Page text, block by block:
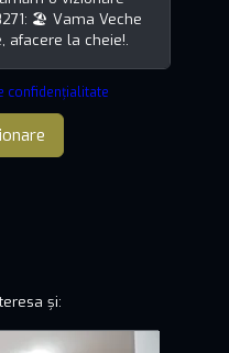
confidențialitate
și: